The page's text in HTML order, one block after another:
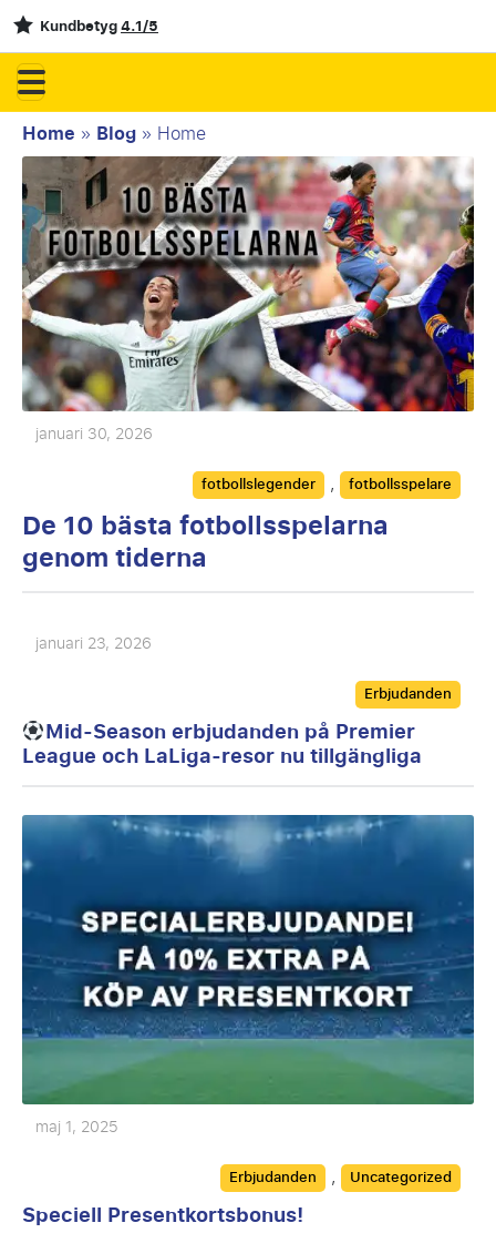
Kundbetyg4.1/5
Home » Blog » Home
januari 30, 2026
Categories
fotbollslegender , fotbollsspelare
De 10 bästa fotbollsspelarna
genom tiderna
januari 23, 2026
Categories
Erbjudanden
Mid-Season erbjudanden på Premier
League och LaLiga-resor nu tillgängliga
maj 1, 2025
Categories
Erbjudanden , Uncategorized
Speciell Presentkortsbonus!